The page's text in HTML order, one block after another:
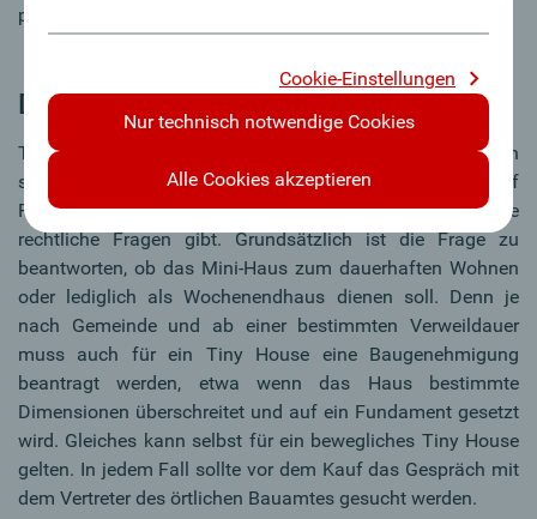
perfektionieren.
Darauf ist beim Kauf zu achten
Trotz aller Vorteile und romantischen Vorstellungen sollten
sich Käufer gut überlegen, ob sie sich ein Tiny House auf
Rädern oder ein feststehendes zulegen wollen, da es einige
rechtliche Fragen gibt. Grundsätzlich ist die Frage zu
beantworten, ob das Mini-Haus zum dauerhaften Wohnen
oder lediglich als Wochenendhaus dienen soll. Denn je
nach Gemeinde und ab einer bestimmten Verweildauer
muss auch für ein Tiny House eine Baugenehmigung
beantragt werden, etwa wenn das Haus bestimmte
Dimensionen überschreitet und auf ein Fundament gesetzt
wird. Gleiches kann selbst für ein bewegliches Tiny House
gelten. In jedem Fall sollte vor dem Kauf das Gespräch mit
dem Vertreter des örtlichen Bauamtes gesucht werden.
Cookie-Einstellungen
Nur technisch notwendige Cookies
Alle Cookies akzeptieren